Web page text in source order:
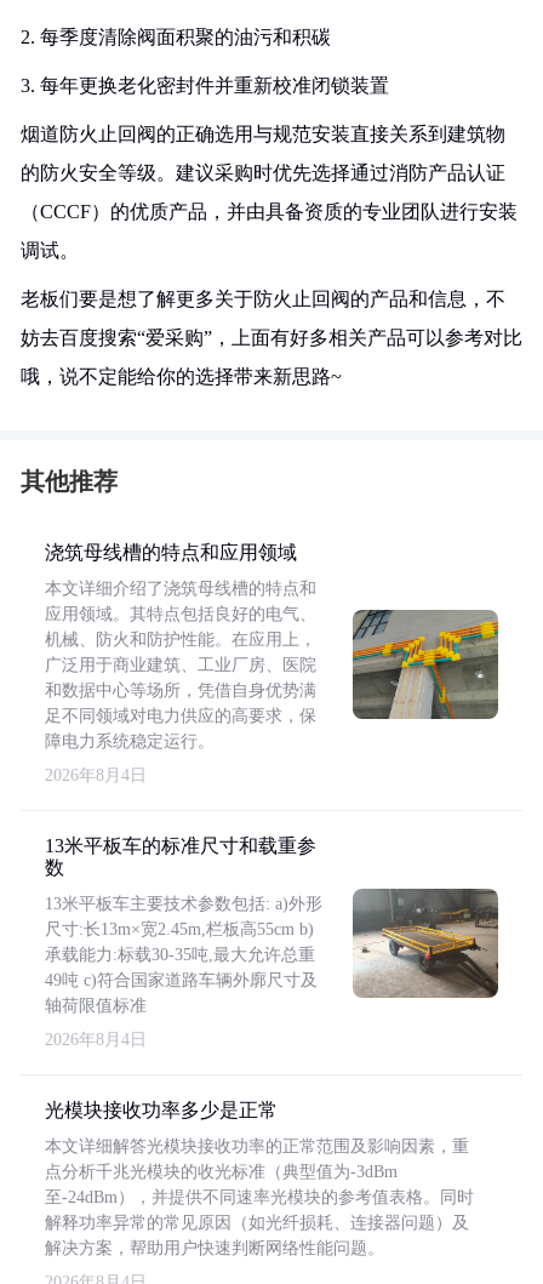
2. 每季度清除阀面积聚的油污和积碳
3. 每年更换老化密封件并重新校准闭锁装置
烟道防火止回阀的正确选用与规范安装直接关系到建筑物
的防火安全等级。建议采购时优先选择通过消防产品认证
（CCCF）的优质产品，并由具备资质的专业团队进行安装
调试。
老板们要是想了解更多关于防火止回阀的产品和信息，不
妨去百度搜索“爱采购”，上面有好多相关产品可以参考对比
哦，说不定能给你的选择带来新思路~
其他推荐
浇筑母线槽的特点和应用领域
本文详细介绍了浇筑母线槽的特点和
应用领域。其特点包括良好的电气、
机械、防火和防护性能。在应用上，
广泛用于商业建筑、工业厂房、医院
和数据中心等场所，凭借自身优势满
足不同领域对电力供应的高要求，保
障电力系统稳定运行。
2026年8月4日
13米平板车的标准尺寸和载重参
数
13米平板车主要技术参数包括: a)外形
尺寸:长13m×宽2.45m,栏板高55cm b)
承载能力:标载30-35吨,最大允许总重
49吨 c)符合国家道路车辆外廓尺寸及
轴荷限值标准
2026年8月4日
光模块接收功率多少是正常
本文详细解答光模块接收功率的正常范围及影响因素，重
点分析千兆光模块的收光标准（典型值为-3dBm
至-24dBm），并提供不同速率光模块的参考值表格。同时
解释功率异常的常见原因（如光纤损耗、连接器问题）及
解决方案，帮助用户快速判断网络性能问题。